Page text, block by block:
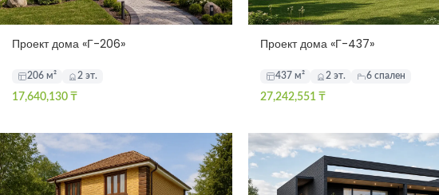
Проект дома «Г-206»
206 м² 2 эт.
17,640,130 ₸
Проект дома «Г-437»
437 м² 2 эт. 6 спален
27,242,551 ₸